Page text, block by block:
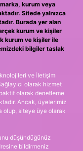
kurum veya
Sitede yalnızca
Burada yer alan
kurum ve kişiler
kurum ve kişiler ile
bilgiler taslak
ve İletişim
olarak hizmet
olarak denetleme
Ancak, üyelerimiz
olup, siteye üye olarak
düşündüğünüz
bildirmeniz